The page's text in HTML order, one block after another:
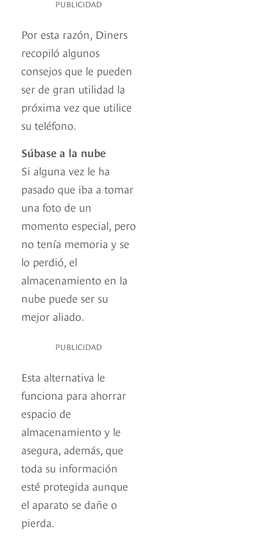
PUBLICIDAD
Por esta razón, Diners
recopiló algunos
consejos que le pueden
ser de gran utilidad la
próxima vez que utilice
su teléfono.
Súbase a la nube
Si alguna vez le ha
pasado que iba a tomar
una foto de un
momento especial, pero
no tenía memoria y se
lo perdió, el
almacenamiento en la
nube puede ser su
mejor aliado.
PUBLICIDAD
Esta alternativa le
funciona para ahorrar
espacio de
almacenamiento y le
asegura, además, que
toda su información
esté protegida aunque
el aparato se dañe o
pierda.